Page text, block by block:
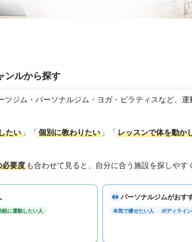
ンルから探す
ツジム・パーソナルジム・ヨガ・ピラティスなど、
たい 」「個別に教わりたい 」「レッスンで体を動か
必要度 も合わせて見ると、自分に合う施設を探しやす
軽に運動したい人
パーソナルジムがおす
本気で痩せたい人 ボディライ